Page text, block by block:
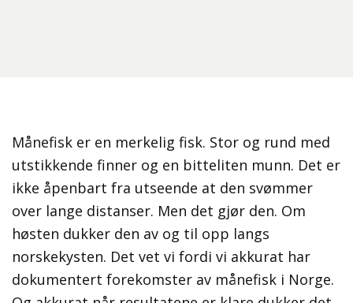
Månefisk er en merkelig fisk. Stor og rund med
utstikkende finner og en bitteliten munn. Det er
ikke åpenbart fra utseende at den svømmer
over lange distanser. Men det gjør den. Om
høsten dukker den av og til opp langs
norskekysten. Det vet vi fordi vi akkurat har
dokumentert forekomster av månefisk i Norge.